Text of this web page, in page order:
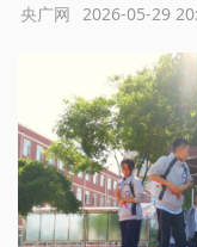
2026-05-29
央广网